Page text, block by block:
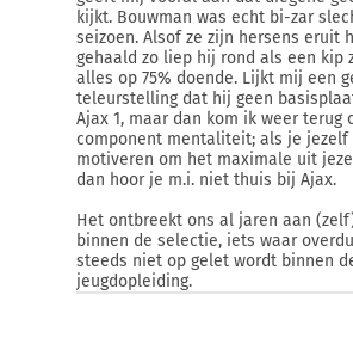
kijkt. Bouwman was echt bi-zar
seizoen. Alsof ze zijn hersens eruit
gehaald zo liep hij rond als een kip
alles op 75% doende. Lijkt mij een
teleurstelling dat hij geen
Ajax 1, maar dan kom ik weer terug
component mentaliteit; als je
motiveren om het maximale uit
dan hoor je m.i. niet thuis bij Ajax.
Het ontbreekt ons al jaren aan
binnen de selectie, iets waar
steeds niet op gelet wordt binnen
jeugdopleiding.